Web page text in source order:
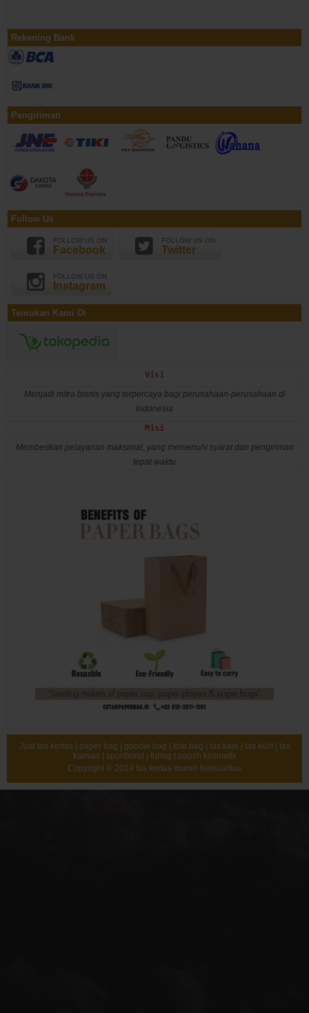
Rekening Bank
Pengiriman
Follow Us
FOLLOW US ON
Facebook
FOLLOW US ON
Twitter
FOLLOW US ON
Instagram
Temukan Kami Di
Visi
Menjadi mitra bisnis yang terpercaya bagi perusahaan-perusahaan di
Indonesia
Misi
Memberikan pelayanan maksimal, yang memenuhi syarat dan pengiriman
tepat waktu
Jual tas kertas | paper bag | goodie bag | tote bag | tas kain | tas kulit | tas
kanvas | spunbond | furing | pouch kosmetik
Copyright © 2014 tas kertas murah berkualitas